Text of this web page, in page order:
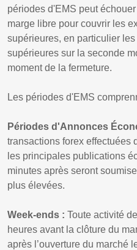
périodes d'EMS peut
marge libre pour couvrir les
supérieures, en particulier
supérieures sur la seconde
moment de la fermeture.
Les périodes d'EMS
Périodes d'Annonces
transactions forex effectuées
les principales publications
minutes après seront
plus élevées.
Week-ends : Toute activité
heures avant la clôture du
après l’ouverture du